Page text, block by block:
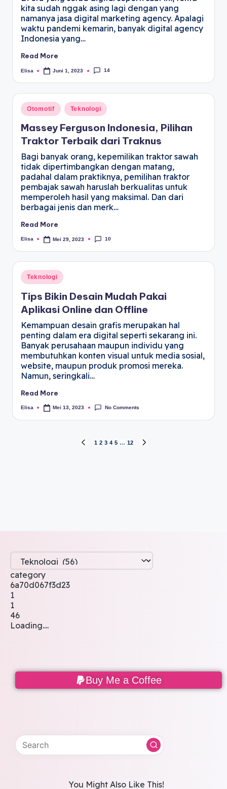
kita sudah nggak asing lagi dengan yang
namanya jasa digital marketing agency. Apalagi
waktu pandemi kemarin, banyak digital agency
Indonesia yang…
Read More
Elisa Juni 1, 2023 14
Otomotif Teknologi
Massey Ferguson Indonesia, Pilihan
Traktor Terbaik dari Traknus
Bagi banyak orang, kepemilikan traktor sawah
tidak dipertimbangkan dengan matang,
padahal dalam praktiknya, pemilihan traktor
pembajak sawah haruslah berkualitas untuk
memperoleh hasil yang maksimal. Dan dari
berbagai jenis dan merk…
Read More
Elisa Mei 29, 2023 10
Teknologi
Tips Bikin Desain Mudah Pakai
Aplikasi Online dan Offline
Kemampuan desain grafis merupakan hal
penting dalam era digital seperti sekarang ini.
Banyak perusahaan maupun individu yang
membutuhkan konten visual untuk media sosial,
website, maupun produk promosi mereka.
Namun, seringkali…
Read More
Elisa Mei 13, 2023 No Comments
1 2 3 4 5 … 12
category
6a70d067f3d23
1
1
46
Loading....
Buy Me a Coffee
You Might Also Like This!